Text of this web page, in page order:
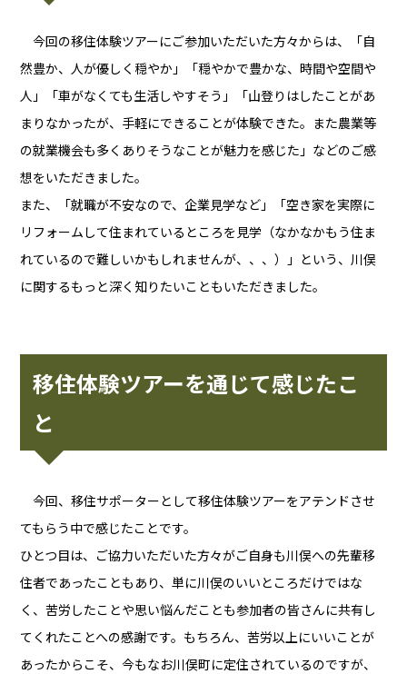
今回の移住体験ツアーにご参加いただいた方々からは、「自
然豊か、人が優しく穏やか」「穏やかで豊かな、時間や空間や
人」「車がなくても生活しやすそう」「山登りはしたことがあ
まりなかったが、手軽にできることが体験できた。また農業等
の就業機会も多くありそうなことが魅力を感じた」などのご感
想をいただきました。
また、「就職が不安なので、企業見学など」「空き家を実際に
リフォームして住まれているところを見学（なかなかもう住ま
れているので難しいかもしれませんが、、、）」という、川俣
に関するもっと深く知りたいこともいただきました。
移住体験ツアーを通じて感じたこ
と
今回、移住サポーターとして移住体験ツアーをアテンドさせ
てもらう中で感じたことです。
ひとつ目は、ご協力いただいた方々がご自身も川俣への先輩移
住者であったこともあり、単に川俣のいいところだけではな
く、苦労したことや思い悩んだことも参加者の皆さんに共有し
てくれたことへの感謝です。もちろん、苦労以上にいいことが
あったからこそ、今もなお川俣町に定住されているのですが、